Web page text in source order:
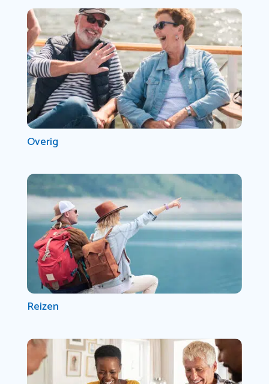
Overig
Reizen